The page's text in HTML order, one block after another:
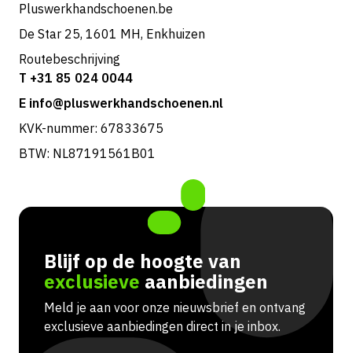
Pluswerkhandschoenen.be
De Star 25, 1601 MH, Enkhuizen
Routebeschrijving
T +31 85 024 0044
E info@pluswerkhandschoenen.nl
KVK-nummer: 67833675
BTW: NL87191561B01
Blijf op de hoogte van
exclusieve aanbiedingen
Meld je aan voor onze nieuwsbrief en ontvang
exclusieve aanbiedingen direct in je inbox.